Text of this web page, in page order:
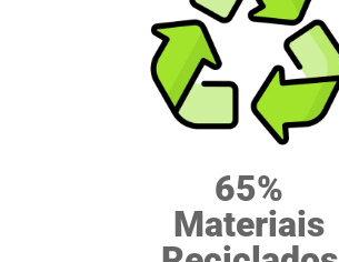
65%
Materiais